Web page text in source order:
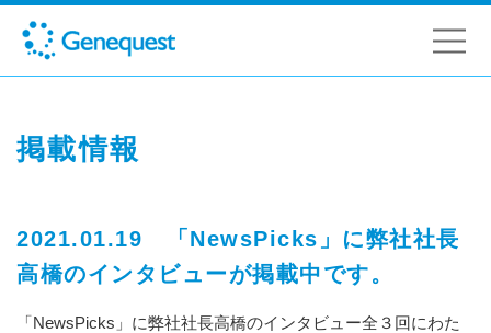
掲載情報
2021.01.19 「NewsPicks」に弊社社長
高橋のインタビューが掲載中です。
「NewsPicks」に弊社社長高橋のインタビュー全３回にわた